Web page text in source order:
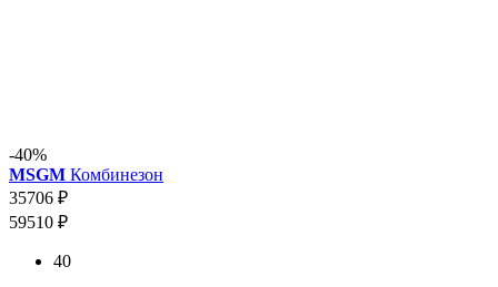
-40%
MSGM Комбинезон
35706 ₽
59510 ₽
40